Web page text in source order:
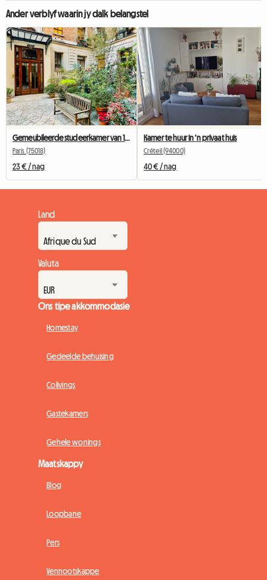
Ander verblyf waarin jy dalk belangstel
Gemeubileerde studeerkamer van 10 m² - Parys Sentraal - Stil en helder
Paris (75018)
23 € / nag
Kamer te huur in 'n privaat huis
Créteil (94000)
40 € / nag
Land
Valuta
Ons tipe akkommodasie
Homestay
Gedeelde behuising
Colivings
Gastekamers
Gehele wonings
Maatskappy
Blog
Loopbane
Pers
Vennootskappe